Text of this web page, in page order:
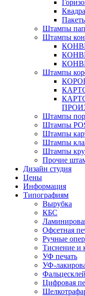
Штампы
Штампы
Штампы
Штампы
Штампы
Штампы
Штампы
Штампы
Прочие
Дизайн студия
Цены
Информация
Типографиям
Вырубка
КБС
Офсетная
Ручные
Тиснение и
УФ печать
УФ-
Цифровая